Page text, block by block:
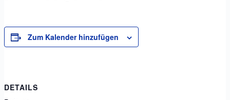
Zum Kalender hinzufügen
DETAILS